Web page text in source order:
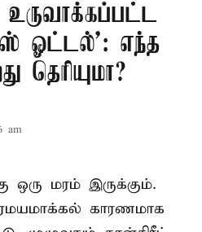
ஓட்டல்': எந்த
தெரியுமா?
am
ஒரு மரம் இருக்கும்.
காரணமாக